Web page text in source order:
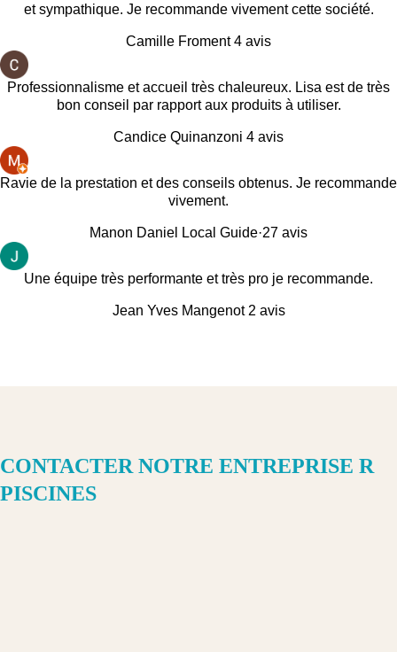
et sympathique. Je recommande vivement cette société.
Camille Froment 4 avis
Professionnalisme et accueil très chaleureux. Lisa est de très
bon conseil par rapport aux produits à utiliser.
Candice Quinanzoni 4 avis
Ravie de la prestation et des conseils obtenus. Je recommande
vivement.
Manon Daniel Local Guide·27 avis
Une équipe très performante et très pro je recommande.
Jean Yves Mangenot 2 avis
CONTACTER NOTRE ENTREPRISE R
PISCINES